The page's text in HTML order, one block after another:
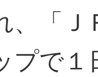
、「
プで